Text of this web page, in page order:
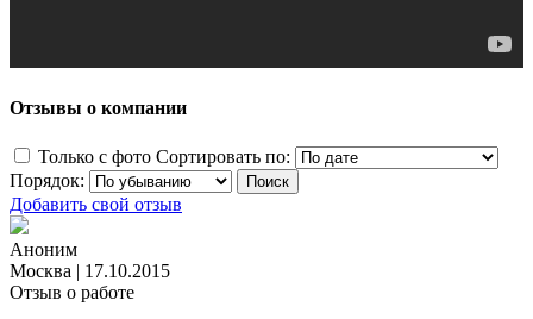
Отзывы о компании
Только с фото Сортировать по:
Порядок:
Добавить свой отзыв
Аноним
Москва | 17.10.2015
Отзыв о работе